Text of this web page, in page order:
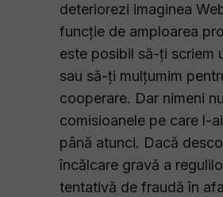
deteriorezi imaginea
funcție de amploarea
este posibil să-ți scriem
sau să-ți mulțumim
cooperare. Dar nimeni
comisioanele pe care l-
până atunci. Dacă
încălcare gravă a
tentativă de fraudă în